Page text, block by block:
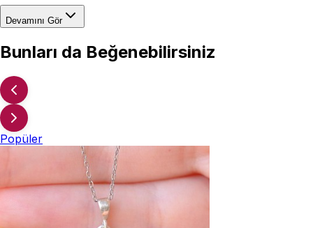
Devamını Gör
Bunları da Beğenebilirsiniz
Popüler